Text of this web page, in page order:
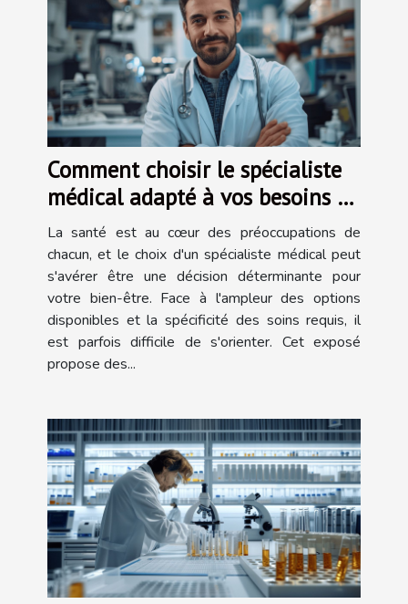
Comment choisir le spécialiste
médical adapté à vos besoins de
santé
La santé est au cœur des préoccupations de
chacun, et le choix d'un spécialiste médical peut
s'avérer être une décision déterminante pour
votre bien-être. Face à l'ampleur des options
disponibles et la spécificité des soins requis, il
est parfois difficile de s'orienter. Cet exposé
propose des...